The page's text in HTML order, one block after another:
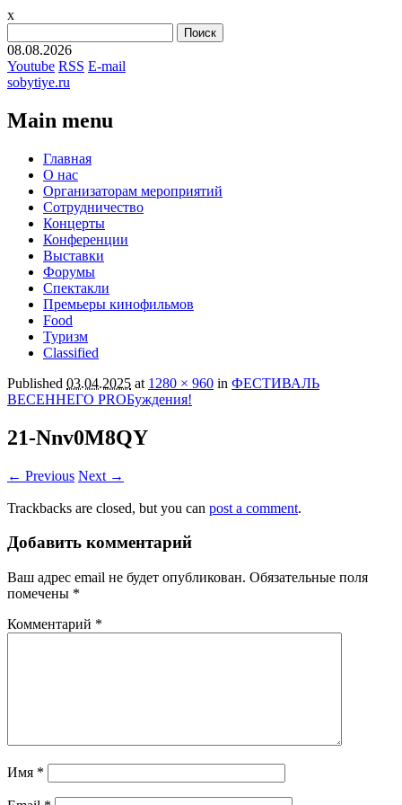
x
08.08.2026
Youtube RSS E-mail
sobytiye.ru
Main menu
Skip
content
Главная
О нас
Организаторам мероприятий
Сотрудничество
Концерты
Конференции
Выставки
Форумы
Спектакли
Премьеры кинофильмов
Food
Туризм
Сlassified
Published 03.04.2025 at 1280 × 960 in ФЕСТИВАЛЬ
ВЕСЕННЕГО PROБуждения!
21-Nnv0M8QY
← Previous Next →
Trackbacks are closed, but you can post a comment.
Добавить комментарий
Ваш адрес email не будет опубликован. Обязательные поля
помечены *
Комментарий *
Имя *